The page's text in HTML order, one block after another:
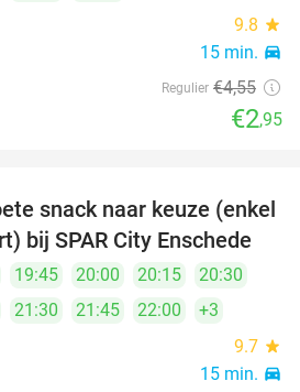
9.8 star
15 min. directions_car
Regulier €4,55
€2,95
35%
snack naar keuze (enkel
bij SPAR City Enschede
19:45 20:00 20:15
20:30
21:30 21:45 22:00
+3
9.7 star
15 min. directions_car